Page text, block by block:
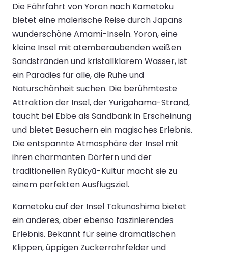
Die Fährfahrt von Yoron nach Kametoku
bietet eine malerische Reise durch Japans
wunderschöne Amami-Inseln. Yoron, eine
kleine Insel mit atemberaubenden weißen
Sandstränden und kristallklarem Wasser, ist
ein Paradies für alle, die Ruhe und
Naturschönheit suchen. Die berühmteste
Attraktion der Insel, der Yurigahama-Strand,
taucht bei Ebbe als Sandbank in Erscheinung
und bietet Besuchern ein magisches Erlebnis.
Die entspannte Atmosphäre der Insel mit
ihren charmanten Dörfern und der
traditionellen Ryūkyū-Kultur macht sie zu
einem perfekten Ausflugsziel.
Kametoku auf der Insel Tokunoshima bietet
ein anderes, aber ebenso faszinierendes
Erlebnis. Bekannt für seine dramatischen
Klippen, üppigen Zuckerrohrfelder und